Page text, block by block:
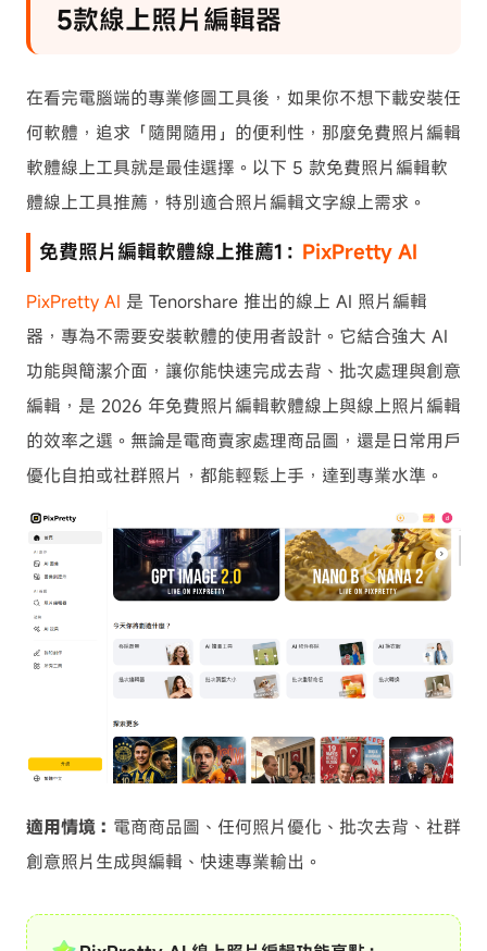
5款線上照片編輯器
在看完電腦端的專業修圖工具後，如果你不想下載安裝任
何軟體，追求「隨開隨用」的便利性，那麼免費照片編輯
軟體線上工具就是最佳選擇。以下 5 款免費照片編輯軟
體線上工具推薦，特別適合照片編輯文字線上需求。
免費照片編輯軟體線上推薦1： PixPretty AI
PixPretty AI 是 Tenorshare 推出的線上 AI 照片編輯
器，專為不需要安裝軟體的使用者設計。它結合強大 AI
功能與簡潔介面，讓你能快速完成去背、批次處理與創意
編輯，是 2026 年免費照片編輯軟體線上與線上照片編輯
的效率之選。無論是電商賣家處理商品圖，還是日常用戶
優化自拍或社群照片，都能輕鬆上手，達到專業水準。
適用情境： 電商商品圖、任何照片優化、批次去背、社群
創意照片生成與編輯、快速專業輸出。